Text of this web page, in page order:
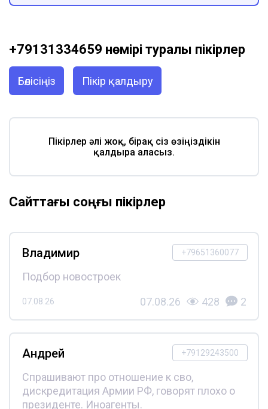
+79131334659 нөмірі туралы пікірлер
Бөлісіңіз Пікір қалдыру
Пікірлер әлі жоқ, бірақ сіз өзіңіздікін
қалдыра аласыз.
Сайттағы соңғы пікірлер
+79651360077
Владимир
Подбор новостроек
07.08.26 07.08.26 428 2
+79129243500
Андрей
Спрашивают про отношение к сво,
дискредитация Армии РФ, говорят плохо о
президенте. Иноагенты.